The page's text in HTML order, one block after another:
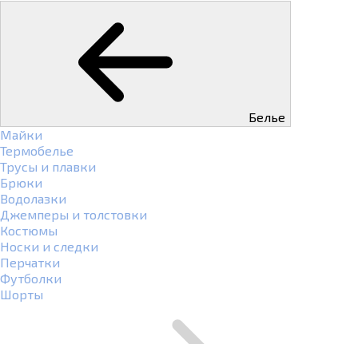
Белье
Майки
Термобелье
Трусы и плавки
Брюки
Водолазки
Джемперы и толстовки
Костюмы
Носки и следки
Перчатки
Футболки
Шорты